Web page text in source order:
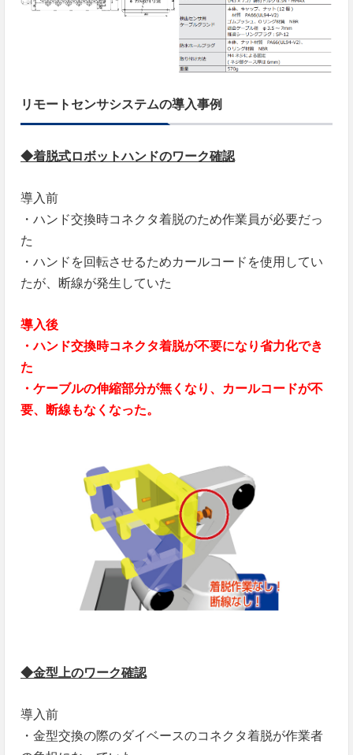
リモートセンサシステムの導入事例
◆着脱式ロボットハンドのワーク確認
導入前
・ハンド交換時コネクタ着脱のため作業員が必要だっ
た
・ハンドを回転させるためカールコードを使用してい
たが、断線が発生していた
導入後
・ハンド交換時コネクタ着脱が不要になり省力化でき
た
・ケーブルの伸縮部分が無くなり、カールコードが不
要、断線もなくなった。
◆金型上のワーク確認
導入前
・金型交換の際のダイベースのコネクタ着脱が作業者